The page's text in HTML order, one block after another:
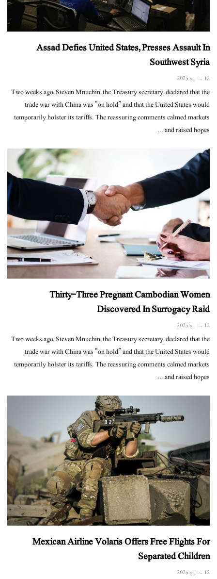
Assad Defies United States, Presses Assault In
Southwest Syria
12 مارچ 2025
Two weeks ago, Steven Mnuchin, the Treasury secretary, declared that the
trade war with China was “on hold” and that the United States would
temporarily holster its tariffs. The reassuring comments calmed markets
and raised hopes ...
Thirty-Three Pregnant Cambodian Women
Discovered In Surrogacy Raid
12 مارچ 2025
Two weeks ago, Steven Mnuchin, the Treasury secretary, declared that the
trade war with China was “on hold” and that the United States would
temporarily holster its tariffs. The reassuring comments calmed markets
and raised hopes ...
Mexican Airline Volaris Offers Free Flights For
Separated Children
12 مارچ 2025